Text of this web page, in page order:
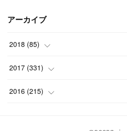
アーカイブ
2018 (85)
(9)
(12)
2017 (331)
(23)
2016 (215)